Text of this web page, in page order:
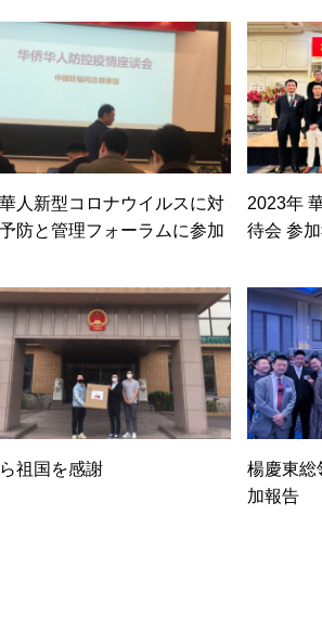
人新型コロナウイルスに対
防と管理フォーラムに参加
2023年
待会 参
祖国を感謝
楊慶東総
加報告